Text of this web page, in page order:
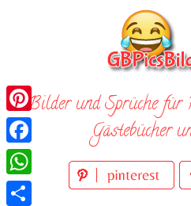
Bilder und Sprüche für
Gästebücher
Pinterest
Facebook
WhatsApp